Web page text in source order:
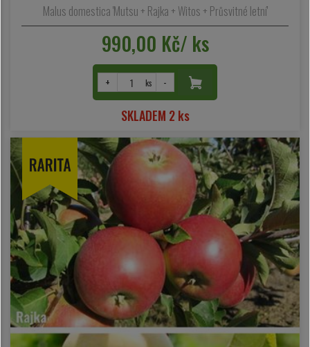
Malus domestica 'Mutsu + Rajka + Witos + Průsvitné letní'
990,00 Kč/ ks
+ ks -
SKLADEM 2 ks